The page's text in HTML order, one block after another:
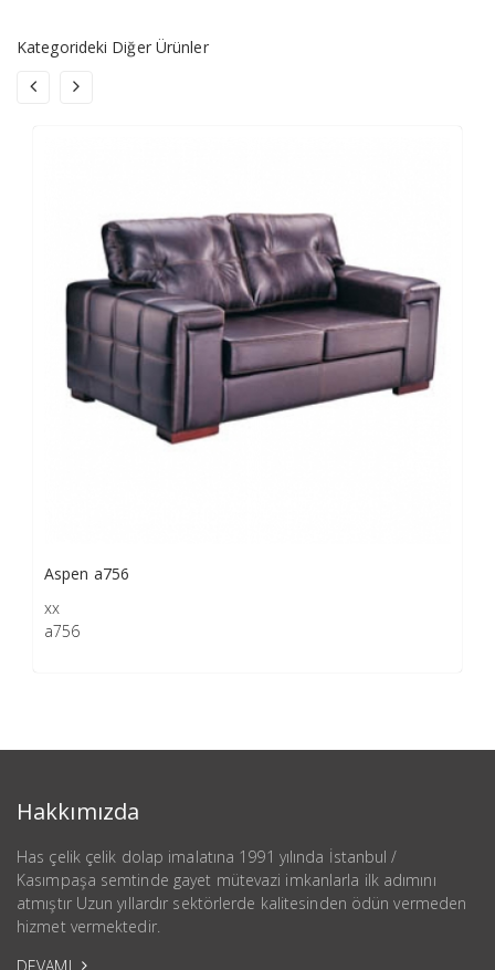
Kategorideki Diğer Ürünler
Aspen a756
xx
a756
Hakkımızda
Has çelik çelik dolap imalatına 1991 yılında İstanbul /
Kasımpaşa semtinde gayet mütevazi imkanlarla ilk adımını
atmıştır Uzun yıllardır sektörlerde kalitesinden ödün vermeden
hizmet vermektedir.